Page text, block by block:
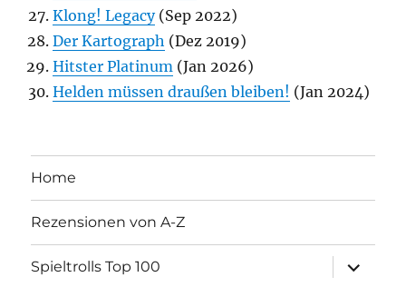
Klong! Legacy(Sep 2022)
Der Kartograph (Dez 2019)
Hitster Platinum (Jan 2026)
Helden müssen draußen bleiben! (Jan 2024)
Home
Rezensionen von A-Z
Spieltrolls Top 100
öffnen